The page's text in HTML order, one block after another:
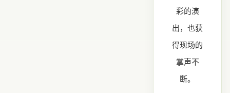
彩的演
出，也获
得现场的
掌声不
断。